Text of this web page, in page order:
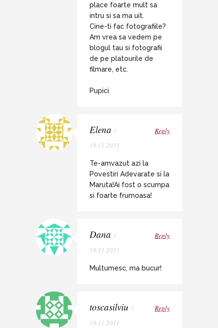
place foarte mult sa
intru si sa ma uit.
Cine-ti fac fotografiile?
Am vrea sa vedem pe
blogul tau si fotografii
de pe platourile de
filmare, etc.
Pupici
Elena /
18.11.2011
Reply
Te-amvazut azi la
Povestiri Adevarate si la
Maruta!Ai fost o scumpa
si foarte frumoasa!
Dana /
18.11.2011
Reply
Multumesc, ma bucur!
toscasilviu /
18.11.2011
Reply